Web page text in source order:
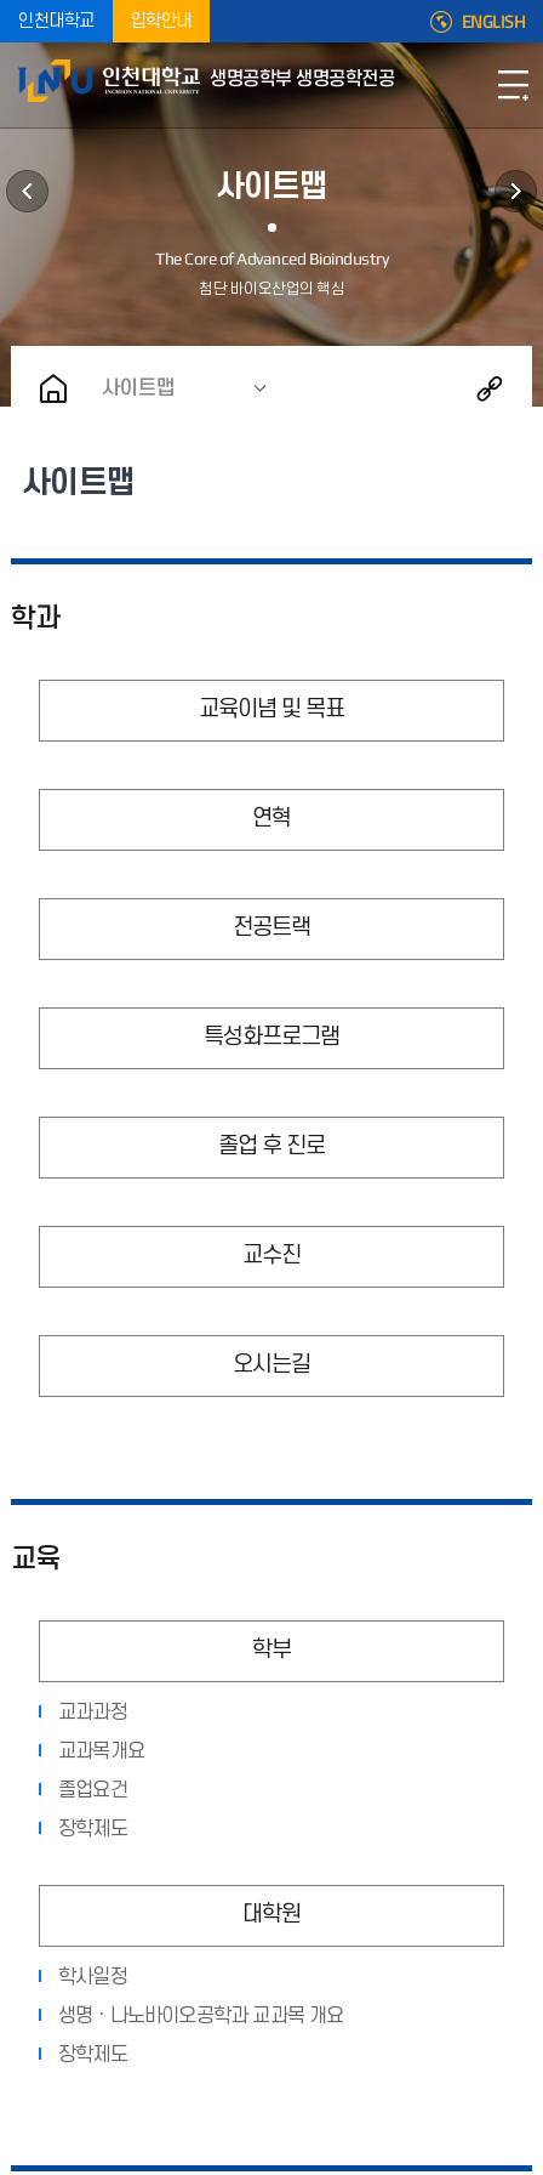
인천대학교 입학안내 ENGLISH
생명공학부 생명공학전공
사이트맵
사이트맵
사이트맵
학과
교육이념 및 목표
연혁
전공트랙
특성화프로그램
졸업 후 진로
교수진
오시는길
교육
학부
교과과정
교과목개요
졸업요건
장학제도
대학원
학사일정
생명ㆍ나노바이오공학과 교과목 개요
장학제도